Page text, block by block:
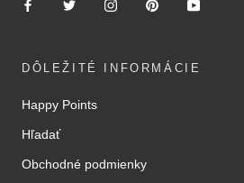
DÔLEŽITÉ INFORMÁCIE
Happy Points
Hľadať
Obchodné podmienky